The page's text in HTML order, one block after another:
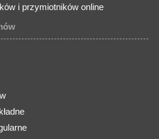
i przymiotników online